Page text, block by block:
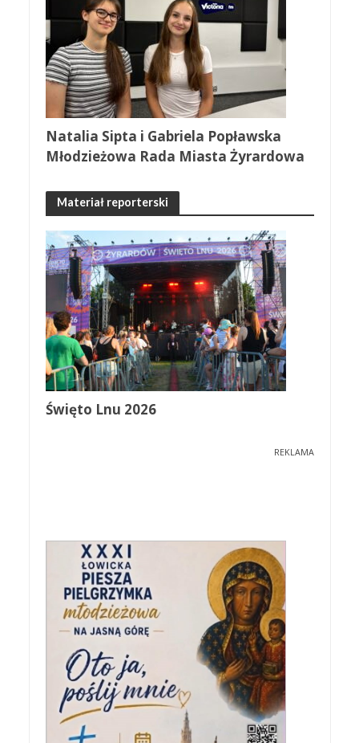
Natalia Sipta i Gabriela Popławska
Młodzieżowa Rada Miasta Żyrardowa
Materiał reporterski
Święto Lnu 2026
REKLAMA